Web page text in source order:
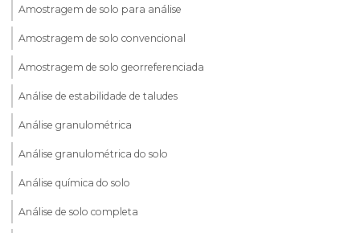
Amostragem de solo para análise
Amostragem de solo convencional
Amostragem de solo georreferenciada
Análise de estabilidade de taludes
Análise granulométrica
Análise granulométrica do solo
Análise química do solo
Análise de solo completa